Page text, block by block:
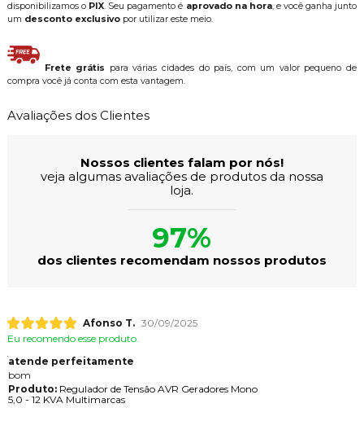
disponibilizamos o PIX. Seu pagamento é aprovado na hora, e você ganha junto
um desconto exclusivopor utilizar este meio.
Frete grátis para várias cidades do país, com um valor pequeno de
compra você já conta com esta vantagem.
Avaliações dos Clientes
Nossos clientes falam por nós!
veja algumas avaliações de produtos da nossa
loja.
97%
dos clientes recomendam nossos produtos
Afonso T. 30/09/2025
Eu recomendo esse produto.
atende perfeitamente
bom
Produto:Regulador de Tensão AVR Geradores Mono
5,0 - 12 KVA Multimarcas